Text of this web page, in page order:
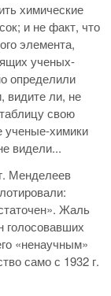
химические
и не факт, что
элемента,
ученых-
определили
видите ли, не
свою
ученые-химики
видели...
Менделеев
Жаль
голосовавших
«ненаучным»
само с 1932 г.